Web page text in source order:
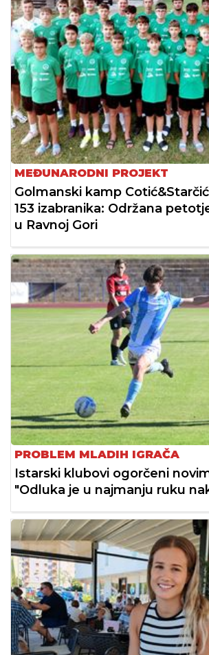
MEĐUNARODNI PROJEKT
Golmanski kamp
153 izabranika: Održana
u Ravnoj Gori
PROBLEM MLADIH IGRAČA
Istarski klubovi ogorčeni
"Odluka je u najmanju ruku